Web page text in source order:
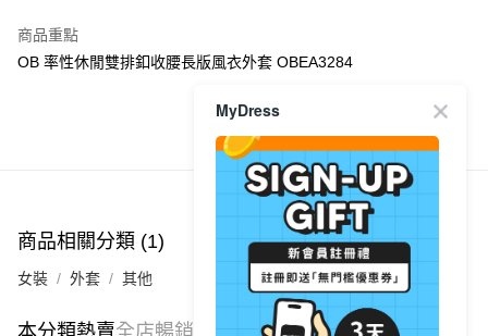
PayMe
每筆HK$40.00，滿HK$350.00或以上免運費
付款後順豐站及營業點
每筆HK$40.00，滿HK$350.00或以上免運費
付款後順豐合作便利店
商品重點
OB 率性休閒雙排釦收腰長版風衣外套 OBEA3284
商品推薦
商品相關分類 (1)
女裝 外套 其他
本分類熱賣全店暢銷排行
MyDress